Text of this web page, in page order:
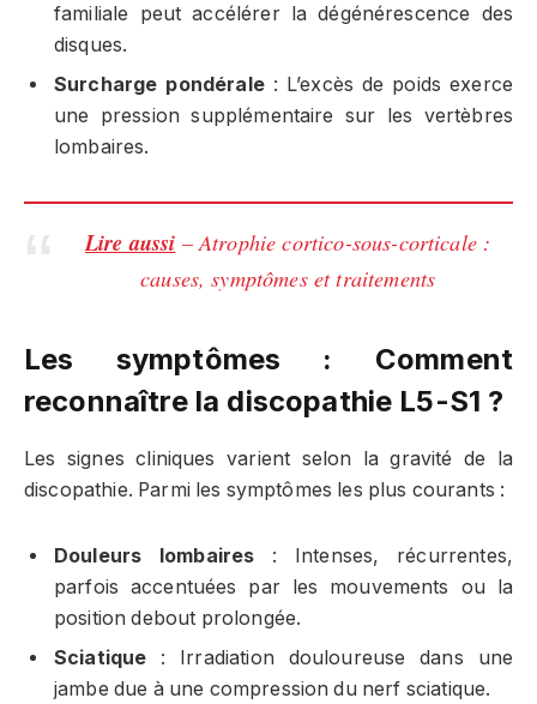
familiale peut accélérer la dégénérescence des
disques.
Surcharge pondérale: L’excès de poids exerce
une pression supplémentaire sur les vertèbres
lombaires.
Lire aussi – Atrophie cortico-sous-corticale :
causes, symptômes et traitements
Les symptômes : Comment
reconnaître la discopathie L5-S1 ?
Les signes cliniques varient selon la gravité de la
discopathie. Parmi les symptômes les plus courants :
Douleurs lombaires : Intenses, récurrentes,
parfois accentuées par les mouvements ou la
position debout prolongée.
Sciatique : Irradiation douloureuse dans une
jambe due à une compression du nerf sciatique.